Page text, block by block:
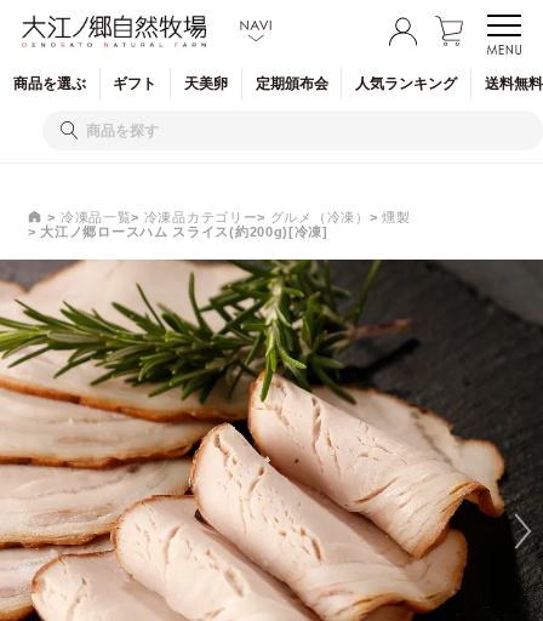
商品を選ぶ ギフト 天美卵 定期頒布会 人気ランキング 送料無
冷凍品一覧 冷凍品カテゴリー グルメ（冷凍）
燻製
大江ノ郷ロースハム スライス(約200g)[冷凍]